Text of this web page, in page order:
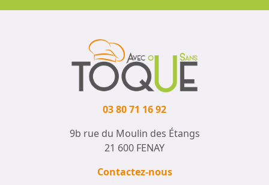
03 80 71 16 92
9b rue du Moulin des Étangs
21 600 FENAY
Contactez-nous